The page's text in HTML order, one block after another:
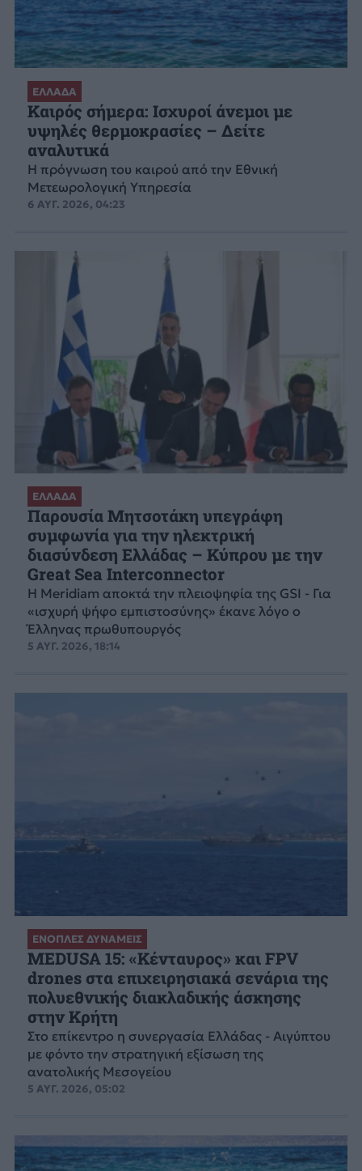
ΕΛΛΑΔΑ
Καιρός σήμερα: Ισχυροί άνεμοι με
υψηλές θερμοκρασίες – Δείτε
αναλυτικά
Η πρόγνωση του καιρού από την Εθνική
Μετεωρολογική Υπηρεσία
6 ΑΥΓ. 2026, 04:23
ΕΛΛΑΔΑ
Παρουσία Μητσοτάκη υπεγράφη
συμφωνία για την ηλεκτρική
διασύνδεση Ελλάδας – Κύπρου με την
Great Sea Interconnector
Η Meridiam αποκτά την πλειοψηφία της GSI - Για
«ισχυρή ψήφο εμπιστοσύνης» έκανε λόγο ο
Έλληνας πρωθυπουργός
5 ΑΥΓ. 2026, 18:14
ΕΝΟΠΛΕΣ ΔΥΝΑΜΕΙΣ
MEDUSA 15: «Κένταυρος» και FPV
drones στα επιχειρησιακά σενάρια της
πολυεθνικής διακλαδικής άσκησης
στην Κρήτη
Στο επίκεντρο η συνεργασία Ελλάδας - Αιγύπτου
με φόντο την στρατηγική εξίσωση της
ανατολικής Μεσογείου
5 ΑΥΓ. 2026, 05:02